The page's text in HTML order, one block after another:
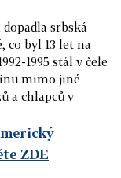
srbská
co byl 13 let na
1995 stál v čele
mimo jiné
a chlapců v
ZDE